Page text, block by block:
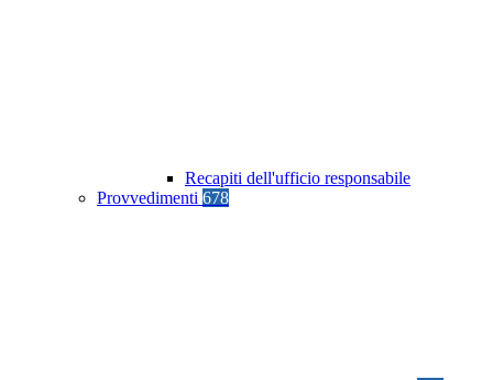
Recapiti dell'ufficio responsabile
Provvedimenti 678